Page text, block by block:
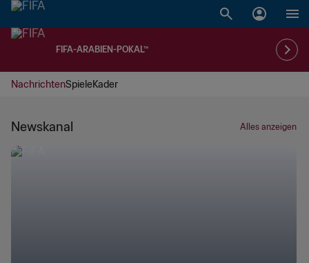
FIFA-ARABIEN-POKAL™
NachrichtenSpieleKader
Newskanal Alles anzeigen